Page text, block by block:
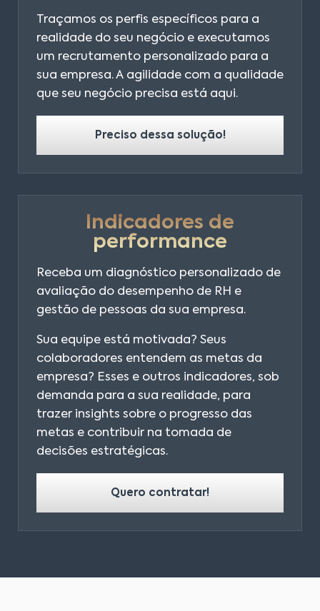
Traçamos os perfis específicos para a
realidade do seu negócio e executamos
um recrutamento personalizado para a
sua empresa. A agilidade com a qualidade
que seu negócio precisa está aqui.
Preciso dessa solução!
Indicadores de
performance
Receba um diagnóstico personalizado de
avaliação do desempenho de RH e
gestão de pessoas da sua empresa.
Sua equipe está motivada? Seus
colaboradores entendem as metas da
empresa? Esses e outros indicadores, sob
demanda para a sua realidade, para
trazer insights sobre o progresso das
metas e contribuir na tomada de
decisões estratégicas.
Quero contratar!